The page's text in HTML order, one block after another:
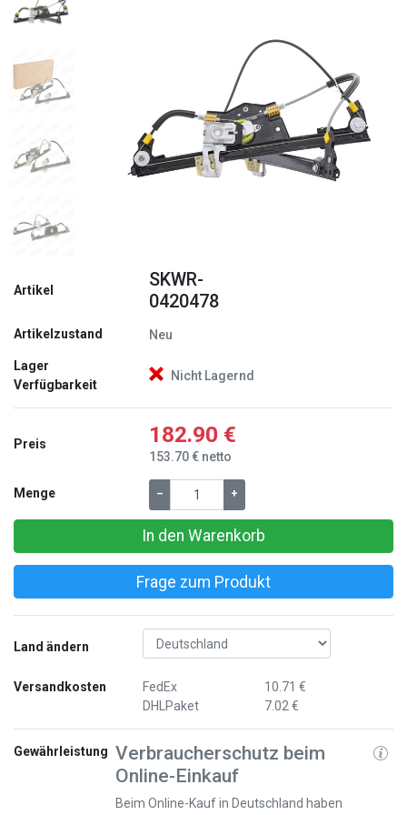
Zurück
Artikel
SKWR-
0420478
Artikelzustand Neu
Lager
Verfügbarkeit
Nicht Lagernd
Preis 182.90 €
153.70 € netto
Menge – +
In den Warenkorb
Frage zum Produkt
Land ändern
Versandkosten
FedEx
DHLPaket
10.71 €
7.02 €
Gewährleistung Verbraucherschutz beim
Online-Einkauf
Beim Online-Kauf in Deutschland haben